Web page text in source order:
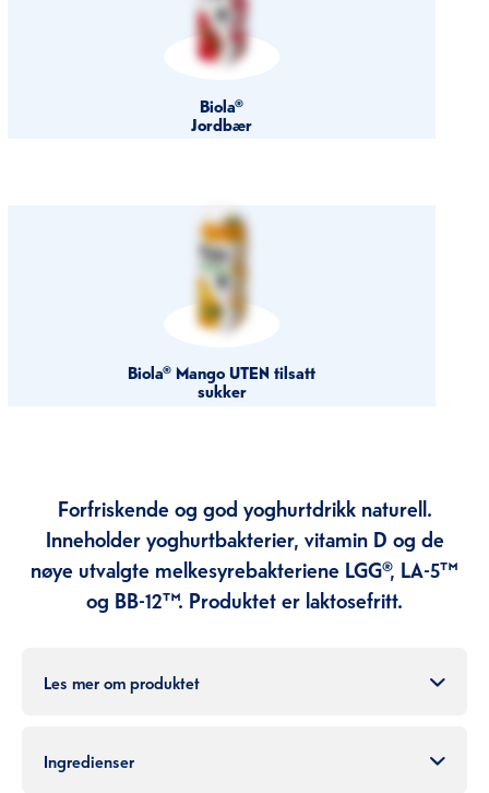
Biola®
Jordbær
Biola® Mango UTEN tilsatt
sukker
Forfriskende og god yoghurtdrikk naturell.
Inneholder yoghurtbakterier, vitamin D og de
nøye utvalgte melkesyrebakteriene LGG®, LA-5™
og BB-12™. Produktet er laktosefritt.
Les mer om produktet
Ingredienser